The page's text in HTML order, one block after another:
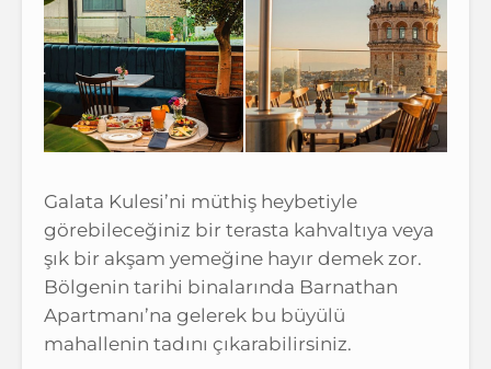
Galata Kulesi’ni müthiş heybetiyle
görebileceğiniz bir terasta kahvaltıya veya
şık bir akşam yemeğine hayır demek zor.
Bölgenin tarihi binalarında Barnathan
Apartmanı’na gelerek bu büyülü
mahallenin tadını çıkarabilirsiniz.